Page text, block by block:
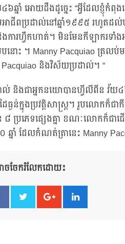
ឆ្នាំ អោយដឹងដូច្នេះ “អ្វីដែលខ្ញុំកំពុ
អាជីពប្រដាល់នៅឆ្នាំ១៩៩៥ រហូតដល់
ការហ្វឹកហាត់។ មិនមែនកីឡាករទាំងអ
បនោះ ។ Manny Pacquiao ត្រ
Pacquiao និងវិស័យប្រដាល់។ “
ាល់ និងជាអ្នកនយោបានហ្វីលីពីន វ័យ
ៃធ្ងន់ក្នុងប្រវត្តិសាស្ត្រ។ រូបលោ
៨ ប្រភេទផ្សេងគ្នា ខណៈលោកក៏ជ
ឆ្នាំ ដែលកំណត់ត្រានេះ Manny
ាចចែករំលែកដោយ៖